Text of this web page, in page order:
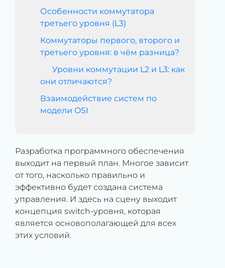
Особенности коммутатора
третьего уровня (L3)
Коммутаторы первого, второго и
третьего уровня: в чём разница?
Уровни коммутации L2 и L3: как
они отличаются?
Взаимодействие систем по
модели OSI
Разработка программного обеспечения
выходит на первый план. Многое зависит
от того, насколько правильно и
эффективно будет создана система
управления. И здесь на сцену выходит
концепция switch-уровня, которая
является основополагающей для всех
этих условий.